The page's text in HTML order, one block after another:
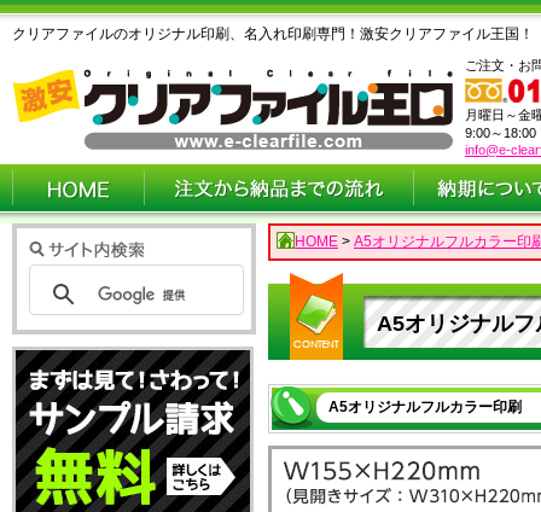
クリアファイルのオリジナル印刷、名入れ印刷専門！激安クリアファイル王国！
ご注文・お
月曜日～金
9:00～18:00
info@e-
HOME > A5オリジナルフルカラー印
A5オリジナル
A5オリジナルフルカラー印刷